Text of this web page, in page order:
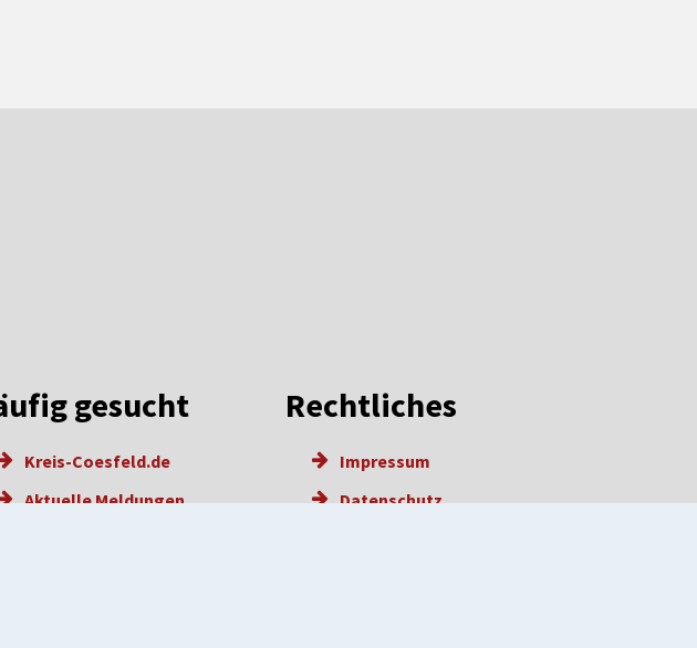
gesucht
Kreis-Coesfeld.de
Aktuelle Meldungen
Rechtliches
Impressum
Datenschutz